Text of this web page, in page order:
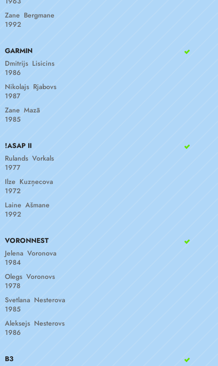
Zane Bergmane
1992
GARMIN
Dmitrijs Lisicins
1986
Nikolajs Rjabovs
1987
Zane Mazā
1985
!ASAP II
Rulands Vorkals
1977
Ilze Kuzņecova
1972
Laine Ašmane
1992
VORONNEST
Jelena Voronova
1984
Olegs Voronovs
1978
Svetlana Nesterova
1985
Aleksejs Nesterovs
1986
B3